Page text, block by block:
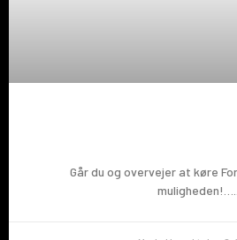
Går du og overvejer at køre
muligheden!…..